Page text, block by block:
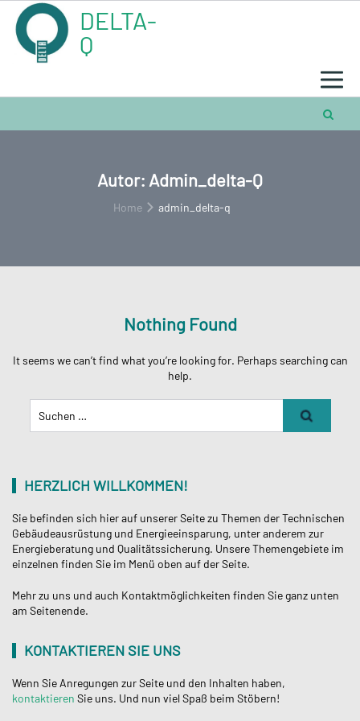
content
DELTA-
Q
Autor: Admin_delta-Q
Home admin_delta-q
Nothing Found
It seems we can’t find what you’re looking for. Perhaps searching can
help.
Nach:
HERZLICH WILLKOMMEN!
Sie befinden sich hier auf unserer Seite zu Themen der Technischen
Gebäudeausrüstung und Energieeinsparung, unter anderem zur
Energieberatung und Qualitätssicherung. Unsere Themengebiete im
einzelnen finden Sie im Menü oben auf der Seite.
Mehr zu uns und auch Kontaktmöglichkeiten finden Sie ganz unten
am Seitenende.
KONTAKTIEREN SIE UNS
Wenn Sie Anregungen zur Seite und den Inhalten haben,
kontaktieren Sie uns. Und nun viel Spaß beim Stöbern!